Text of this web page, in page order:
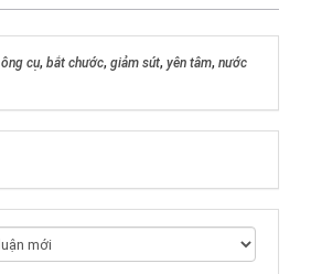
ông cụ, bắt chước, giảm sút, yên tâm, nước